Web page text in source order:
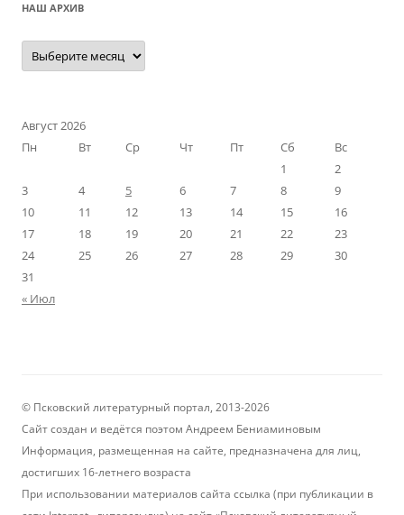
НАШ АРХИВ
Наш
архив
Август 2026
Пн
Вт Ср Чт Пт Сб
Вс
1
2
3
4 5 6 7 8
9
10
11 12 13 14 15
16
17
18 19 20 21 22
23
24
25 26 27 28 29
30
31
« Июл
© Псковский литературный портал, 2013-2026
Сайт создан и ведётся поэтом Андреем Бениаминовым
Информация, размещенная на сайте, предназначена для лиц,
достигших 16-летнего возраста
При использовании материалов сайта ссылка (при публикации в